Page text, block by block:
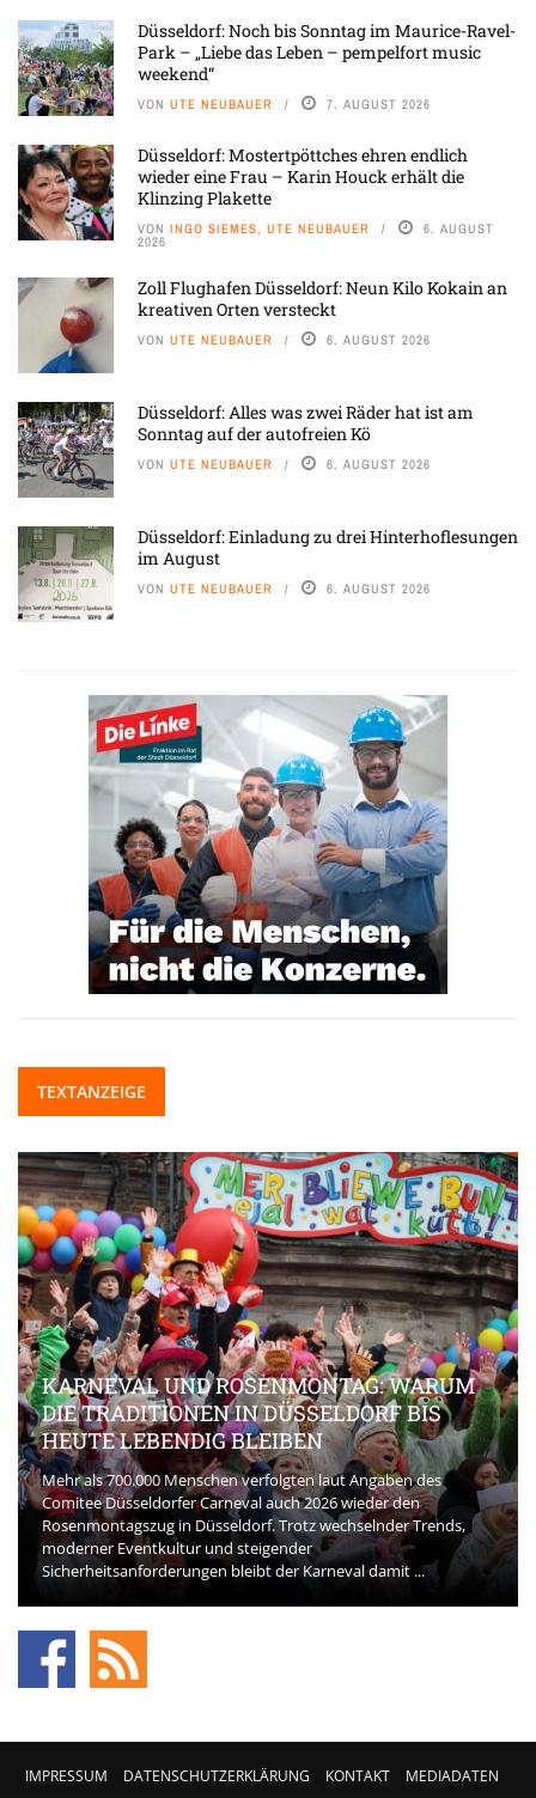
Düsseldorf: Noch bis Sonntag im Maurice-Ravel-
Park – „Liebe das Leben – pempelfort music
weekend“
VON UTE NEUBAUER 7. AUGUST 2026
Düsseldorf: Mostertpöttches ehren endlich
wieder eine Frau – Karin Houck erhält die
Klinzing Plakette
VON INGO SIEMES, UTE NEUBAUER 6. AUGUST
2026
Zoll Flughafen Düsseldorf: Neun Kilo Kokain an
kreativen Orten versteckt
VON UTE NEUBAUER 6. AUGUST 2026
Düsseldorf: Alles was zwei Räder hat ist am
Sonntag auf der autofreien Kö
VON UTE NEUBAUER 6. AUGUST 2026
Düsseldorf: Einladung zu drei Hinterhoflesungen
im August
VON UTE NEUBAUER 6. AUGUST 2026
TEXTANZEIGE
KARNEVAL UND ROSENMONTAG: WARUM
DIE TRADITIONEN IN DÜSSELDORF BIS
HEUTE LEBENDIG BLEIBEN
Mehr als 700.000 Menschen verfolgten laut Angaben des
Comitee Düsseldorfer Carneval auch 2026 wieder den
Rosenmontagszug in Düsseldorf. Trotz wechselnder Trends,
moderner Eventkultur und steigender
Sicherheitsanforderungen bleibt der Karneval damit ...
IMPRESSUM DATENSCHUTZERKLÄRUNG KONTAKT MEDIADATEN